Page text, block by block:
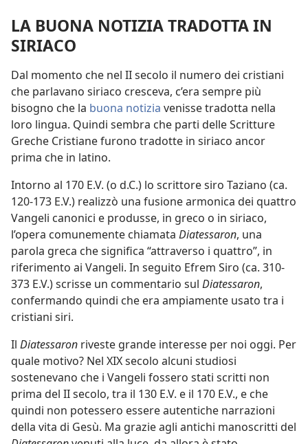
LA BUONA NOTIZIA TRADOTTA IN
SIRIACO
Dal momento che nel II secolo il numero dei cristiani
che parlavano siriaco cresceva, c’era sempre più
bisogno che la buona notizia venisse tradotta nella
loro lingua. Quindi sembra che parti delle Scritture
Greche Cristiane furono tradotte in siriaco ancor
prima che in latino.
Intorno al 170 E.V. (o d.C.) lo scrittore siro Taziano (ca.
120-173 E.V.) realizzò una fusione armonica dei quattro
Vangeli canonici e produsse, in greco o in siriaco,
l’opera comunemente chiamata Diatessaron, una
parola greca che significa “attraverso i quattro”, in
riferimento ai Vangeli. In seguito Efrem Siro (ca. 310-
373 E.V.) scrisse un commentario sul Diatessaron,
confermando quindi che era ampiamente usato tra i
cristiani siri.
Il Diatessaron riveste grande interesse per noi oggi. Per
quale motivo? Nel XIX secolo alcuni studiosi
sostenevano che i Vangeli fossero stati scritti non
prima del II secolo, tra il 130 E.V. e il 170 E.V., e che
quindi non potessero essere autentiche narrazioni
della vita di Gesù. Ma grazie agli antichi manoscritti del